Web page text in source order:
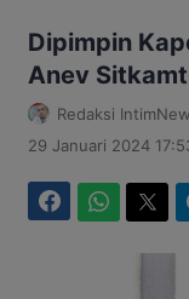
Dipimpin
Anev
Redaksi
29 Januari 2024